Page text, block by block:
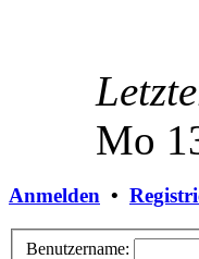
Mo
Anmelden •
Benutzername: